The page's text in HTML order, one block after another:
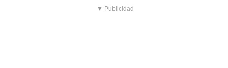
▼ Publicidad